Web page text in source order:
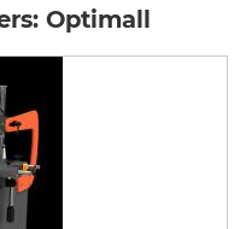
Optimall